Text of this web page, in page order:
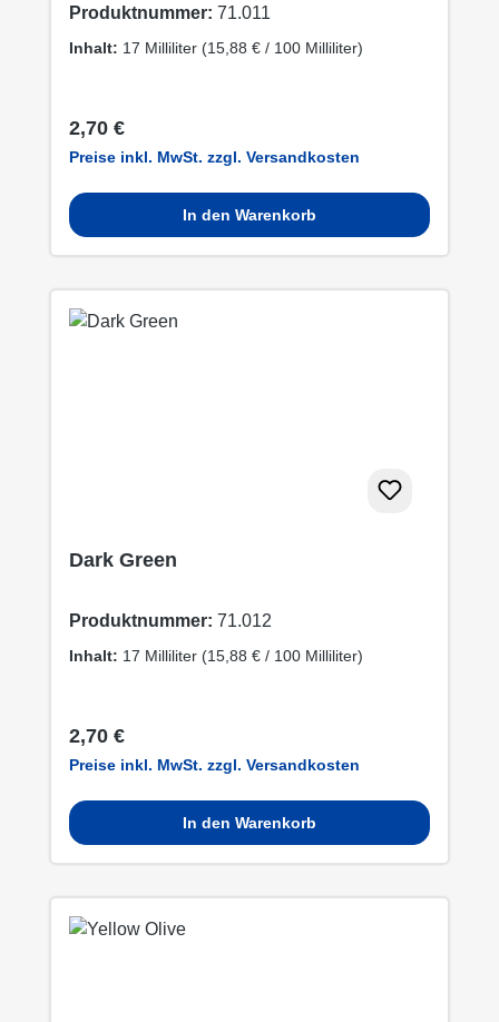
Produktnummer: 71.011
Inhalt: 17 Milliliter (15,88 € / 100 Milliliter)
Regulärer Preis:
2,70 €
Preise inkl. MwSt. zzgl. Versandkosten
In den Warenkorb
Dark Green
Produktnummer: 71.012
Inhalt: 17 Milliliter (15,88 € / 100 Milliliter)
Regulärer Preis:
2,70 €
Preise inkl. MwSt. zzgl. Versandkosten
In den Warenkorb